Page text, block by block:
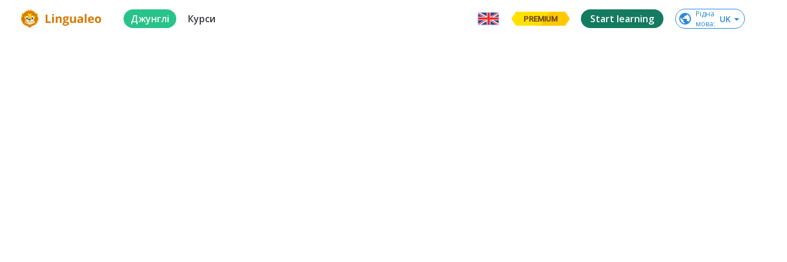
Джунглі Курси PREMIUM Start learning
Рідна
мова: UK